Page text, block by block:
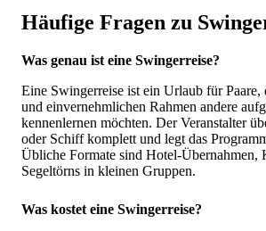
Häufige Fragen zu
Was genau ist eine Swingerreise?
Eine Swingerreise ist ein Urlaub für Paare,
und einvernehmlichen Rahmen andere
kennenlernen möchten. Der Veranstalter
oder Schiff komplett und legt das
Übliche Formate sind Hotel-Übernahmen,
Segeltörns in kleinen Gruppen.
Was kostet eine Swingerreise?